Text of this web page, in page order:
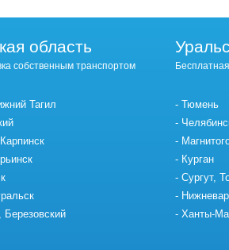
область
собственным транспортом
Тагил
Тюмень
Курган
Сургут,
Ханты-